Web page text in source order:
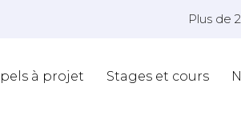
Plus de
à projet Stages et cours